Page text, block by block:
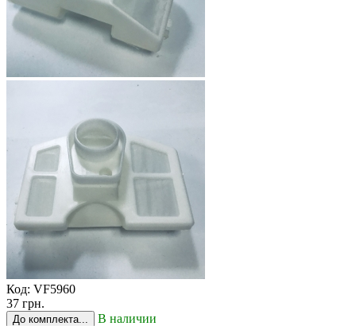
Код: VF5960
37 грн.
До комплекта... В наличии